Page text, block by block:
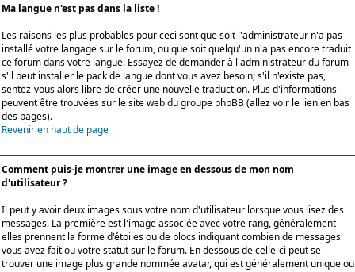
Ma langue n'est pas dans la liste !
Les raisons les plus probables pour ceci sont que soit l'administrateur n'a pas
installé votre langage sur le forum, ou que soit quelqu'un n'a pas encore traduit
ce forum dans votre langue. Essayez de demander à l'administrateur du forum
s'il peut installer le pack de langue dont vous avez besoin; s'il n'existe pas,
sentez-vous alors libre de créer une nouvelle traduction. Plus d'informations
peuvent être trouvées sur le site web du groupe phpBB (allez voir le lien en bas
des pages).
Revenir en haut de page
Comment puis-je montrer une image en dessous de mon nom
d'utilisateur ?
Il peut y avoir deux images sous votre nom d'utilisateur lorsque vous lisez des
messages. La première est l'image associée avec votre rang, généralement
elles prennent la forme d'étoiles ou de blocs indiquant combien de messages
vous avez fait ou votre statut sur le forum. En dessous de celle-ci peut se
trouver une image plus grande nommée avatar, qui est généralement unique ou